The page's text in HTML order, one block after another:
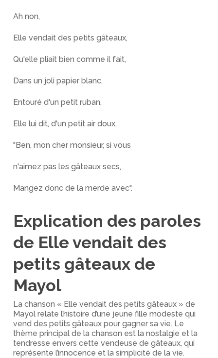
Ah non,
Elle vendait des petits gâteaux,
Qu'elle pliait bien comme il fait,
Dans un joli papier blanc,
Entouré d'un petit ruban,
Elle lui dit, d'un petit air doux,
"Ben, mon cher monsieur, si vous
n'aimez pas les gâteaux secs,
Mangez donc de la merde avec".
Explication des paroles
de Elle vendait des
petits gâteaux de
Mayol
La chanson « Elle vendait des petits gâteaux » de
Mayol relate l’histoire d’une jeune fille modeste qui
vend des petits gâteaux pour gagner sa vie. Le
thème principal de la chanson est la nostalgie et la
tendresse envers cette vendeuse de gâteaux, qui
représente l’innocence et la simplicité de la vie.